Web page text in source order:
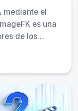
end.
versiones sin
invertir recursos
mediante el
es una
de los